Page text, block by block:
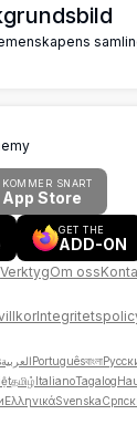
KOMMER SNART
App Store
GET THE
ADD-ON
VerktygOm oss
العربيةPortuguêsবাংলা
தமிழ்ItalianoTagalog
ΕλληνικάSvenska